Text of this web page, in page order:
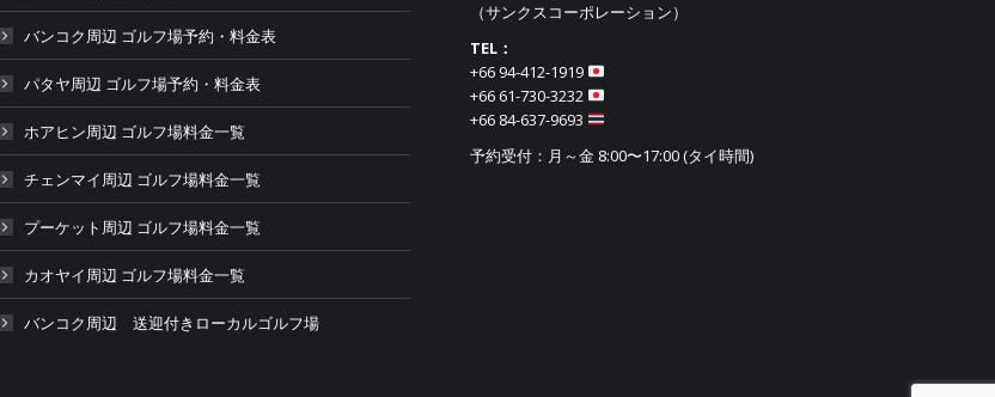
バンコク周辺 ゴルフ場予約・料金表
パタヤ周辺 ゴルフ場予約・料金表
ホアヒン周辺 ゴルフ場料金一覧
チェンマイ周辺 ゴルフ場料金一覧
プーケット周辺 ゴルフ場料金一覧
カオヤイ周辺 ゴルフ場料金一覧
バンコク周辺 送迎付きローカルゴルフ場
（サンクスコーポレーション）
TEL：
+66 94-412-1919​
+66 61-730-3232
+66 84-637-9693
予約受付：月～金 8:00〜17:00 (タイ時間)